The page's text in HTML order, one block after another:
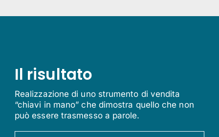
Il risultato
Realizzazione di uno strumento di vendita
“chiavi in mano” che dimostra quello che non
può essere trasmesso a parole.